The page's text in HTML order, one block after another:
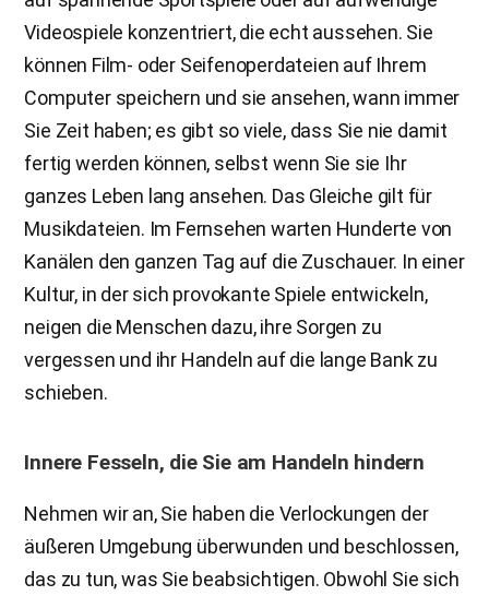
Videospiele konzentriert, die echt aussehen. Sie
können Film- oder Seifenoperdateien auf Ihrem
Computer speichern und sie ansehen, wann immer
Sie Zeit haben; es gibt so viele, dass Sie nie damit
fertig werden können, selbst wenn Sie sie Ihr
ganzes Leben lang ansehen. Das Gleiche gilt für
Musikdateien. Im Fernsehen warten Hunderte von
Kanälen den ganzen Tag auf die Zuschauer. In einer
Kultur, in der sich provokante Spiele entwickeln,
neigen die Menschen dazu, ihre Sorgen zu
vergessen und ihr Handeln auf die lange Bank zu
schieben.
Innere Fesseln, die Sie am Handeln hindern
Nehmen wir an, Sie haben die Verlockungen der
äußeren Umgebung überwunden und beschlossen,
das zu tun, was Sie beabsichtigen. Obwohl Sie sich